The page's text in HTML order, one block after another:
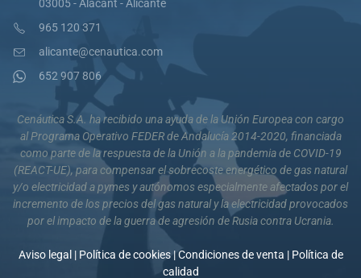
03005 - Alacant - Alicante
965 120 371
alicante@cenautica.com
652 907 806
Cenáutica S.A. ha recibido una ayuda de la Unión Europea con cargo
al Programa Operativo FEDER de Andalucía 2014-2020, financiada
como parte de la respuesta de la Unión a la pandemia de COVID-19
(REACT-UE), para compensar el sobrecoste energético de gas natural
y/o electricidad a pymes y autónomos especialmente afectados por el
incremento de los precios del gas natural y la electricidad provocados
por el impacto de la guerra de agresión de Rusia contra Ucrania.
Aviso legal | Política de cookies|Condiciones de venta | Política de
calidad